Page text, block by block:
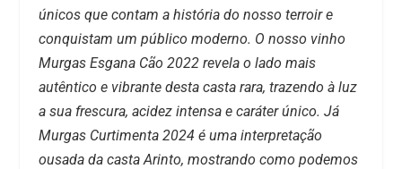
únicos que contam a história do nosso terroir e
conquistam um público moderno. O nosso vinho
Murgas Esgana Cão 2022 revela o lado mais
autêntico e vibrante desta casta rara, trazendo à luz
a sua frescura, acidez intensa e caráter único. Já
Murgas Curtimenta 2024 é uma interpretação
ousada da casta Arinto, mostrando como podemos